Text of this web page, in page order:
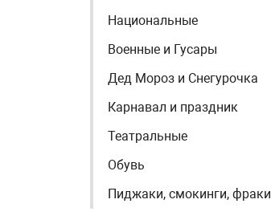
Национальные
Военные и Гусары
Дед Мороз и Снегурочка
Карнавал и праздник
Театральные
Обувь
Пиджаки, смокинги, фраки